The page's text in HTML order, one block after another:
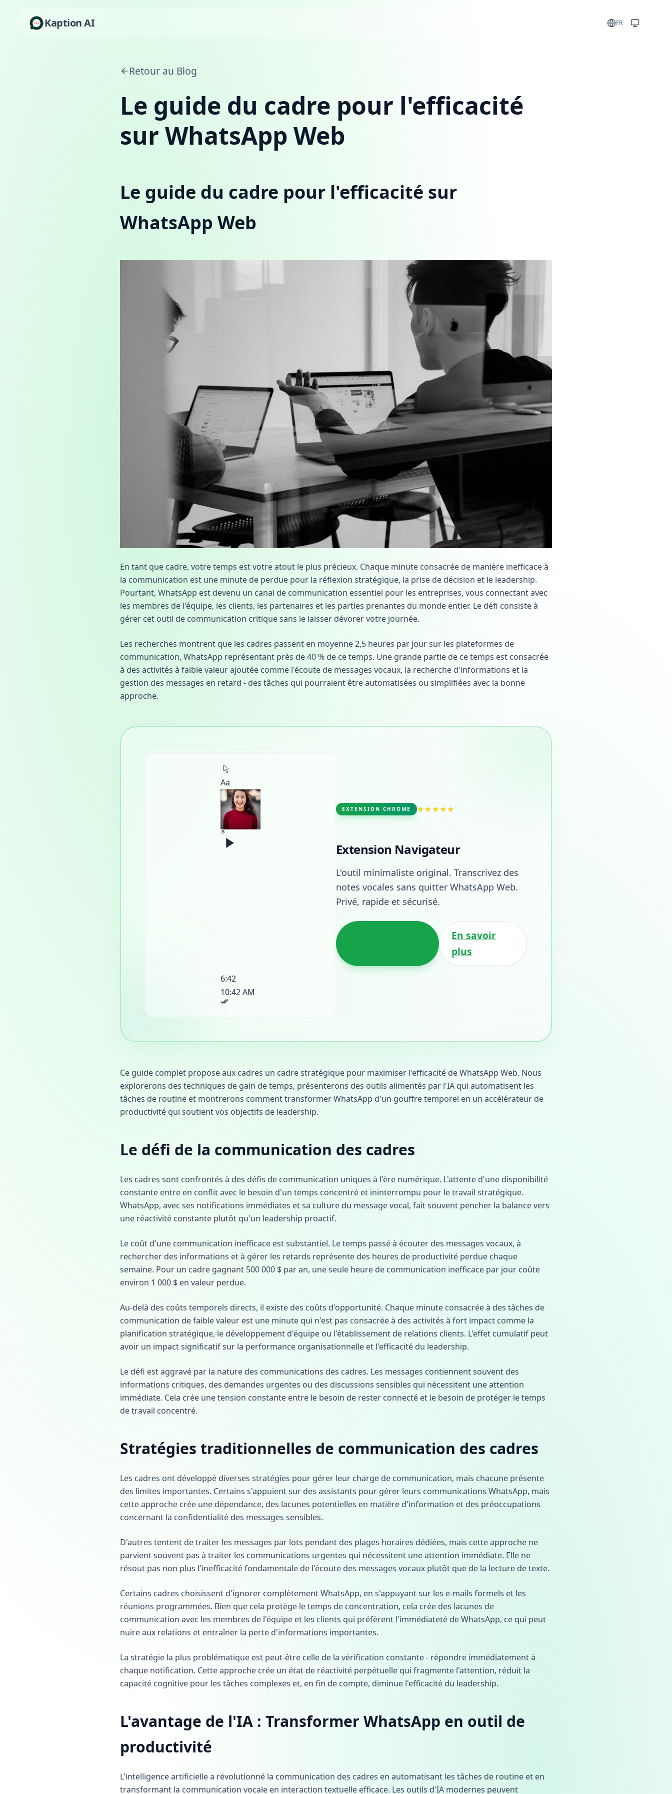
Kaption AI FR
Retour au Blog
Le guide du cadre pour l'efficacité
sur WhatsApp Web
Le guide du cadre pour l'efficacité sur
WhatsApp Web
En tant que cadre, votre temps est votre atout le plus précieux. Chaque minute consacrée de manière inefficace à
la communication est une minute de perdue pour la réflexion stratégique, la prise de décision et le leadership.
Pourtant, WhatsApp est devenu un canal de communication essentiel pour les entreprises, vous connectant avec
les membres de l'équipe, les clients, les partenaires et les parties prenantes du monde entier. Le défi consiste à
gérer cet outil de communication critique sans le laisser dévorer votre journée.
Les recherches montrent que les cadres passent en moyenne 2,5 heures par jour sur les plateformes de
communication, WhatsApp représentant près de 40 % de ce temps. Une grande partie de ce temps est consacrée
à des activités à faible valeur ajoutée comme l'écoute de messages vocaux, la recherche d'informations et la
gestion des messages en retard - des tâches qui pourraient être automatisées ou simplifiées avec la bonne
approche.
Aa
6:42
10:42 AM
EXTENSION CHROME ★★★★★
Extension Navigateur
L'outil minimaliste original. Transcrivez des
notes vocales sans quitter WhatsApp Web.
Privé, rapide et sécurisé.
En savoir
plus
Ce guide complet propose aux cadres un cadre stratégique pour maximiser l'efficacité de WhatsApp Web. Nous
explorerons des techniques de gain de temps, présenterons des outils alimentés par l'IA qui automatisent les
tâches de routine et montrerons comment transformer WhatsApp d'un gouffre temporel en un accélérateur de
productivité qui soutient vos objectifs de leadership.
Le défi de la communication des cadres
Les cadres sont confrontés à des défis de communication uniques à l'ère numérique. L'attente d'une disponibilité
constante entre en conflit avec le besoin d'un temps concentré et ininterrompu pour le travail stratégique.
WhatsApp, avec ses notifications immédiates et sa culture du message vocal, fait souvent pencher la balance vers
une réactivité constante plutôt qu'un leadership proactif.
Le coût d'une communication inefficace est substantiel. Le temps passé à écouter des messages vocaux, à
rechercher des informations et à gérer les retards représente des heures de productivité perdue chaque
semaine. Pour un cadre gagnant 500 000 $ par an, une seule heure de communication inefficace par jour coûte
environ 1 000 $ en valeur perdue.
Au-delà des coûts temporels directs, il existe des coûts d'opportunité. Chaque minute consacrée à des tâches de
communication de faible valeur est une minute qui n'est pas consacrée à des activités à fort impact comme la
planification stratégique, le développement d'équipe ou l'établissement de relations clients. L'effet cumulatif peut
avoir un impact significatif sur la performance organisationnelle et l'efficacité du leadership.
Le défi est aggravé par la nature des communications des cadres. Les messages contiennent souvent des
informations critiques, des demandes urgentes ou des discussions sensibles qui nécessitent une attention
immédiate. Cela crée une tension constante entre le besoin de rester connecté et le besoin de protéger le temps
de travail concentré.
Stratégies traditionnelles de communication des cadres
Les cadres ont développé diverses stratégies pour gérer leur charge de communication, mais chacune présente
des limites importantes. Certains s'appuient sur des assistants pour gérer leurs communications WhatsApp, mais
cette approche crée une dépendance, des lacunes potentielles en matière d'information et des préoccupations
concernant la confidentialité des messages sensibles.
D'autres tentent de traiter les messages par lots pendant des plages horaires dédiées, mais cette approche ne
parvient souvent pas à traiter les communications urgentes qui nécessitent une attention immédiate. Elle ne
résout pas non plus l'inefficacité fondamentale de l'écoute des messages vocaux plutôt que de la lecture de texte.
Certains cadres choisissent d'ignorer complètement WhatsApp, en s'appuyant sur les e-mails formels et les
réunions programmées. Bien que cela protège le temps de concentration, cela crée des lacunes de
communication avec les membres de l'équipe et les clients qui préfèrent l'immédiateté de WhatsApp, ce qui peut
nuire aux relations et entraîner la perte d'informations importantes.
La stratégie la plus problématique est peut-être celle de la vérification constante - répondre immédiatement à
chaque notification. Cette approche crée un état de réactivité perpétuelle qui fragmente l'attention, réduit la
capacité cognitive pour les tâches complexes et, en fin de compte, diminue l'efficacité du leadership.
L'avantage de l'IA : Transformer WhatsApp en outil de
productivité
L'intelligence artificielle a révolutionné la communication des cadres en automatisant les tâches de routine et en
transformant la communication vocale en interaction textuelle efficace. Les outils d'IA modernes peuvent